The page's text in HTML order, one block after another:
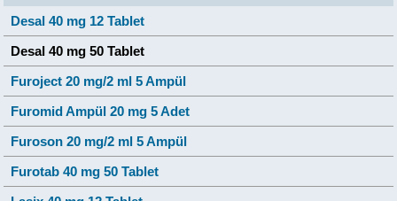
Desal 40 mg 12 Tablet
Desal 40 mg 50 Tablet
Furoject 20 mg/2 ml 5 Ampül
Furomid Ampül 20 mg 5 Adet
Furoson 20 mg/2 ml 5 Ampül
Furotab 40 mg 50 Tablet